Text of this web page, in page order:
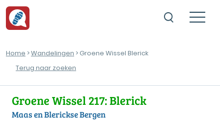
Home >Wandelingen > Groene Wissel Blerick
Terug naar zoeken
Groene Wissel 217: Blerick
Maas en Blerickse Bergen